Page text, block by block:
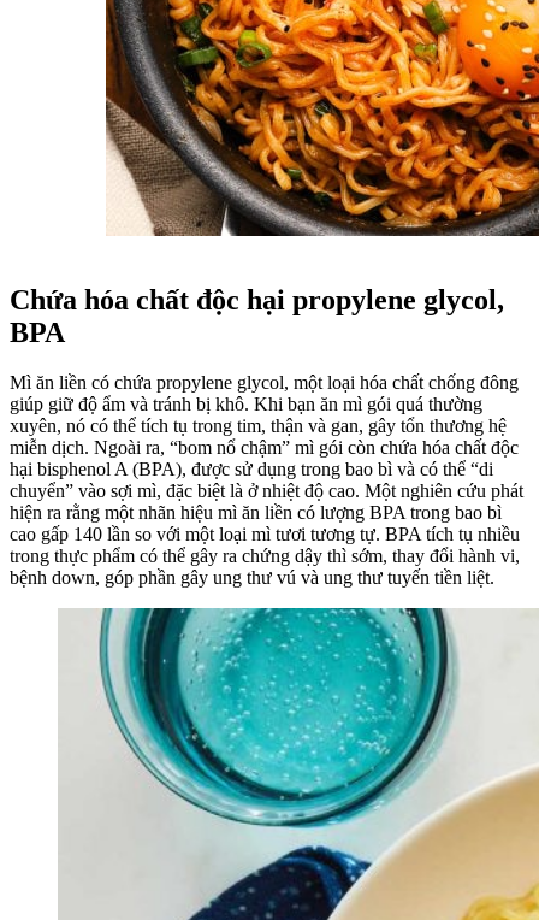
Chứa hóa chất độc hại propylene glycol,
BPA
Mì ăn liền có chứa propylene glycol, một loại hóa chất chống đông
giúp giữ độ ẩm và tránh bị khô. Khi bạn ăn mì gói quá thường
xuyên, nó có thể tích tụ trong tim, thận và gan, gây tổn thương hệ
miễn dịch. Ngoài ra, “bom nổ chậm” mì gói còn chứa hóa chất độc
hại bisphenol A (BPA), được sử dụng trong bao bì và có thể “di
chuyển” vào sợi mì, đặc biệt là ở nhiệt độ cao. Một nghiên cứu phát
hiện ra rằng một nhãn hiệu mì ăn liền có lượng BPA trong bao bì
cao gấp 140 lần so với một loại mì tươi tương tự. BPA tích tụ nhiều
trong thực phẩm có thể gây ra chứng dậy thì sớm, thay đổi hành vi,
bệnh down, góp phần gây ung thư vú và ung thư tuyến tiền liệt.